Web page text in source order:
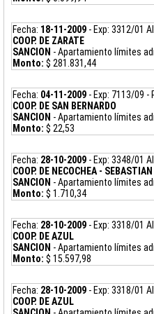
Fecha: 18-11-2009 - Exp: 3312/01
COOP. DE ZARATE
SANCION - Apartamiento límites
Monto: $ 281.831,44
Fecha: 04-11-2009 - Exp: 7113/09 -
COOP. DE SAN BERNARDO
SANCION - Apartamiento límites
Monto: $ 22,53
Fecha: 28-10-2009 - Exp: 3348/01
COOP. DE NECOCHEA -
SANCION - Apartamiento límites
Monto: $ 1.710,34
Fecha: 28-10-2009 - Exp: 3318/01
COOP. DE AZUL
SANCION - Apartamiento límites
Monto: $ 15.597,98
Fecha: 28-10-2009 - Exp: 3318/01
COOP. DE AZUL